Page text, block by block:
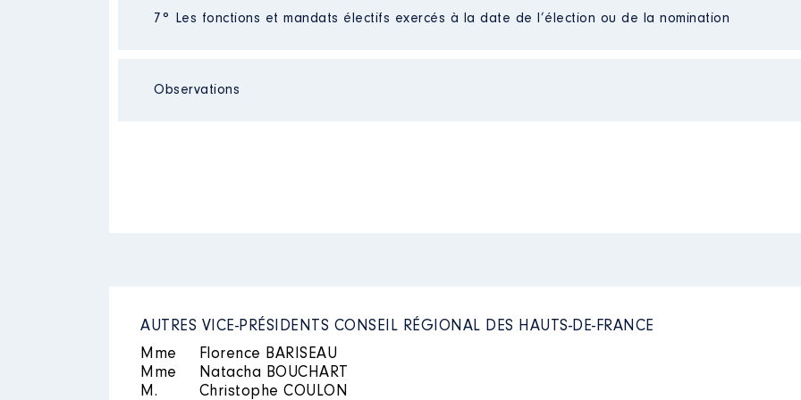
Néant
7° Les fonctions et mandats électifs exercés à la date de l’élection ou de la nomination
Commentaire : 649.12€ net mensuels
Rémunération ou gratification
Observations
AUTRES VICE-PRÉSIDENTS CONSEIL RÉGIONAL DES HAUTS-DE-FRANCE
Mme
Florence BARISEAU
Mme
Natacha BOUCHART
M.
Christophe COULON